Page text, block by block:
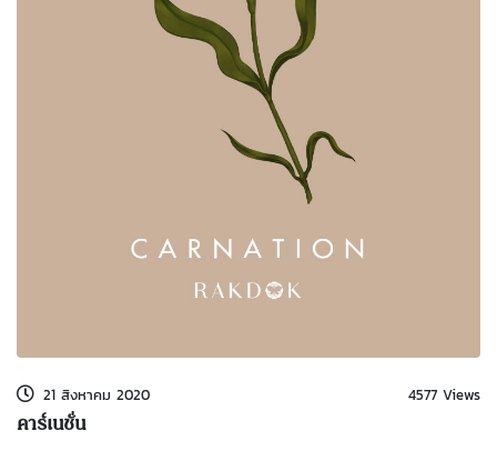
Channel Instagram
21 สิงหาคม 2020 4577 Views
คาร์เนชั่น